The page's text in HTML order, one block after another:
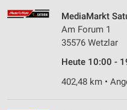
MediaMarkt
Am Forum 1
35576 Wetzlar
Heute 10:00 -
402,48 km •